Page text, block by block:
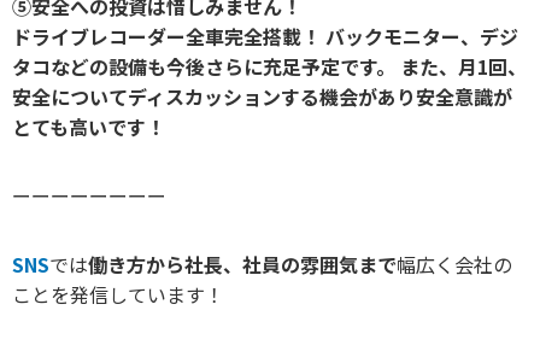
ドライブレコーダー全車完全搭載！ バックモニター、デジ
タコなどの設備も今後さらに充足予定です。 また、月1回、
安全についてディスカッションする機会があり安全意識が
とても高いです！
ーーーーーーーー
SNSでは働き方から社長、社員の雰囲気まで幅広く会社の
ことを発信しています！